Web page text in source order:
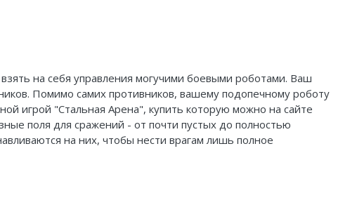
на себя управления могучими боевыми роботами. Ваш
Помимо самих противников, вашему подопечному роботу
игрой "Стальная Арена", купить которую можно на сайте
поля для сражений - от почти пустых до полностью
на них, чтобы нести врагам лишь полное